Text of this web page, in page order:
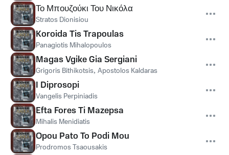
Το Μπουζούκι Του Νικόλα
Stratos Dionisiou
Koroida Tis Trapoulas
Panagiotis Mihalopoulos
Magas Vgike Gia Sergiani
Grigoris Bithikotsis, Apostolos Kaldaras
I Diprosopi
Vangelis Perpiniadis
Efta Fores Ti Mazepsa
Mihalis Menidiatis
Opou Pato To Podi Mou
Prodromos Tsaousakis